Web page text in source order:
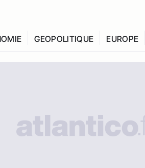
GEOPOLITIQUE EUROPE